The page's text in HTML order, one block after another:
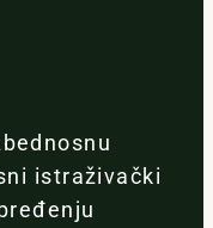
istraživački